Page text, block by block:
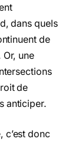
dans quels
de
Or, une
de
anticiper.
c’est donc